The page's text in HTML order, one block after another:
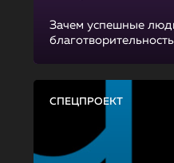
Зачем успешные
СПЕЦПРОЕКТ